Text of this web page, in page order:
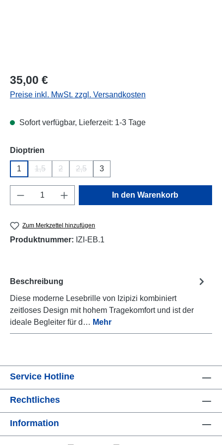
Regulärer Preis:
35,00 €
Preise inkl. MwSt. zzgl. Versandkosten
Sofort verfügbar, Lieferzeit: 1-3 Tage
Dioptrien
1 1,5
(Diese Option ist zurzeit nicht verfügbar.)
2
(Diese Option ist zurzeit nicht verfügbar.)
2,5
(Diese Option ist zurzeit nicht verfügbar.)
3
Produkt Anzahl: Gib den gewünschten
In den Warenkorb
Zum Merkzettel hinzufügen
Produktnummer: IZI-EB.1
Beschreibung
Diese moderne Lesebrille von Izipizi kombiniert
zeitloses Design mit hohem Tragekomfort und ist der
ideale Begleiter für d… Mehr
Service Hotline
Rechtliches
Information